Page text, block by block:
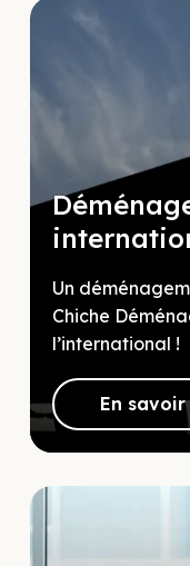
Un
Chiche
l’international !
En savoir